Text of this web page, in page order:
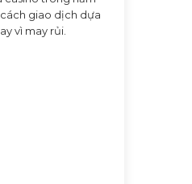
giao dịch dựa
vì may rủi.